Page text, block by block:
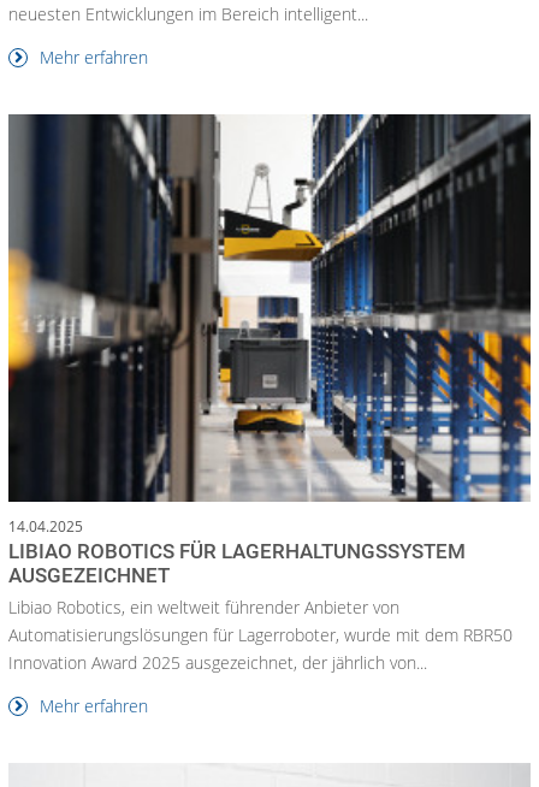
neuesten Entwicklungen im Bereich intelligent...
Mehr erfahren
14.04.2025
LIBIAO ROBOTICS FÜR LAGERHALTUNGSSYSTEM
AUSGEZEICHNET
Libiao Robotics, ein weltweit führender Anbieter von
Automatisierungslösungen für Lagerroboter, wurde mit dem RBR50
Innovation Award 2025 ausgezeichnet, der jährlich von...
Mehr erfahren